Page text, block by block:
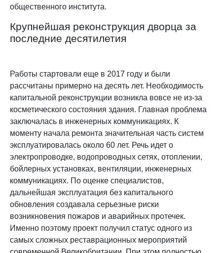
общественного института.
Крупнейшая реконструкция дворца за
последние десятилетия
Работы стартовали еще в 2017 году и были
рассчитаны примерно на десять лет. Необходимость
капитальной реконструкции возникла вовсе не из-за
косметического состояния здания. Главная проблема
заключалась в инженерных коммуникациях. К
моменту начала ремонта значительная часть систем
эксплуатировалась около 60 лет. Речь идет о
электропроводке, водопроводных сетях, отоплении,
бойлерных установках, вентиляции, инженерных
коммуникациях. По оценке специалистов,
дальнейшая эксплуатация без капитального
обновления создавала серьезные риски
возникновения пожаров и аварийных протечек.
Именно поэтому проект получил статус одного из
самых сложных реставрационных мероприятий